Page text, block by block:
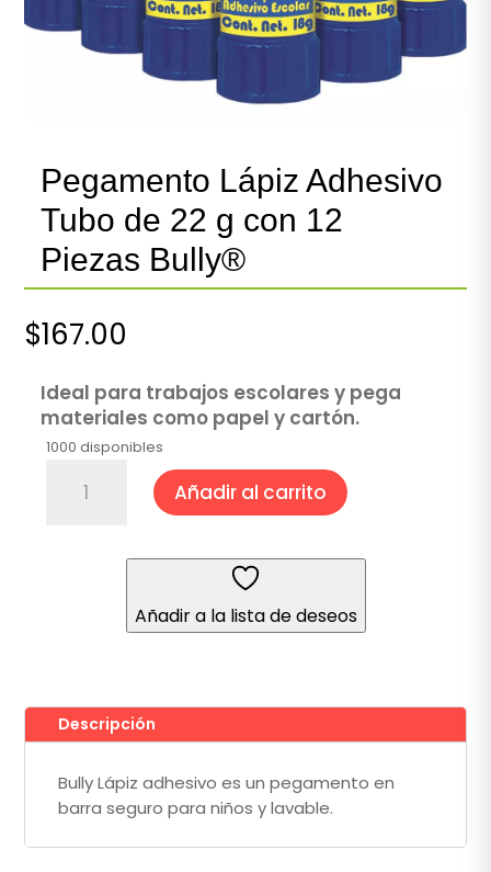
Pegamento Lápiz Adhesivo
Tubo de 22 g con 12
Piezas Bully®
$167.00
Ideal para trabajos escolares y pega
materiales como papel y cartón.
1000 disponibles
Bully®
cantidad
Añadir al carrito
Añadir a la lista de deseos
Descripción
Bully Lápiz adhesivo es un pegamento en
barra seguro para niños y lavable.